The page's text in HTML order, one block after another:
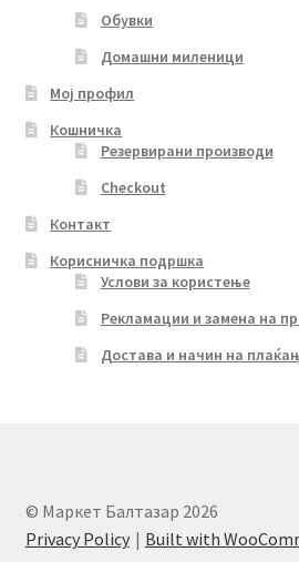
Обувки
Домашни миленици
Мој профил
Кошничка
Резервирани производи
Checkout
Контакт
Корисничка подршка
Услови за користење
Рекламации и замена на
Достава и начин на
© Маркет Балтазар 2026
Privacy Policy
Built with